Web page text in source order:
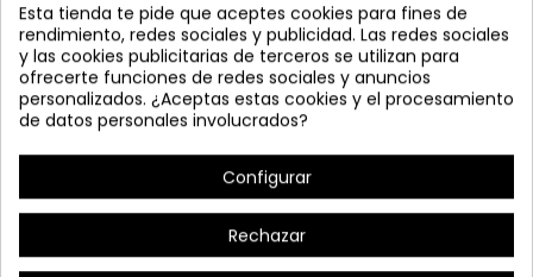
Esta tienda te pide que aceptes cookies para fines de
rendimiento, redes sociales y publicidad. Las redes sociales
y las cookies publicitarias de terceros se utilizan para
ofrecerte funciones de redes sociales y anuncios
personalizados. ¿Aceptas estas cookies y el procesamiento
de datos personales involucrados?
Configurar
Rechazar